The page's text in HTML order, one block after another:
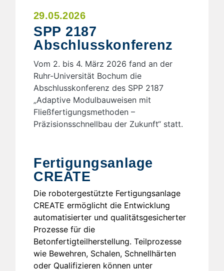
29.05.2026
SPP 2187
Abschlusskonferenz
Vom 2. bis 4. März 2026 fand an der
Ruhr-Universität Bochum die
Abschlusskonferenz des SPP 2187
„Adaptive Modulbauweisen mit
Fließfertigungsmethoden –
Präzisionsschnellbau der Zukunft“ statt.
Fertigungsanlage
CREATE
Die robotergestützte Fertigungsanlage
CREATE ermöglicht die Entwicklung
automatisierter und qualitätsgesicherter
Prozesse für die
Betonfertigteilherstellung. Teilprozesse
wie Bewehren, Schalen, Schnellhärten
oder Qualifizieren können unter